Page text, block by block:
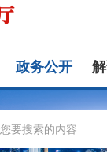
政务公开